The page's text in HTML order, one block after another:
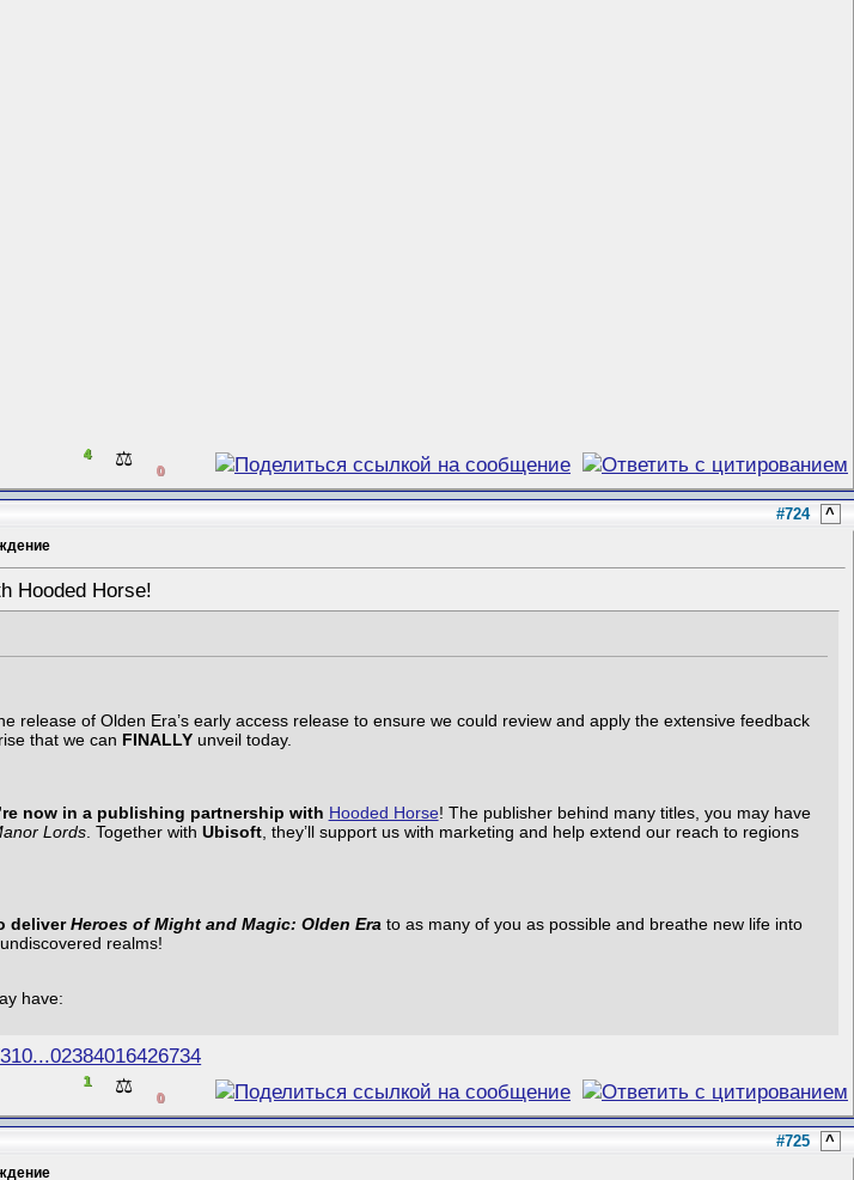
4 ⚖️ 0
#724 ^
Hooded Horse!
release of Olden Era’s early access release to ensure we could review and apply the extensive feedback
that we can FINALLY unveil today.
now in a publishing partnership with Hooded Horse! The publisher behind many titles, you may have
Lords. Together with Ubisoft, they’ll support us with marketing and help extend our reach to regions
deliverHeroes of Might and Magic: Olden Era to as many of you as possible and breathe new life into
realms!
have:
1 ⚖️ 0
#725 ^